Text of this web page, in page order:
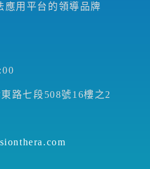
應用平台的領導品牌
路七段508號16樓之2